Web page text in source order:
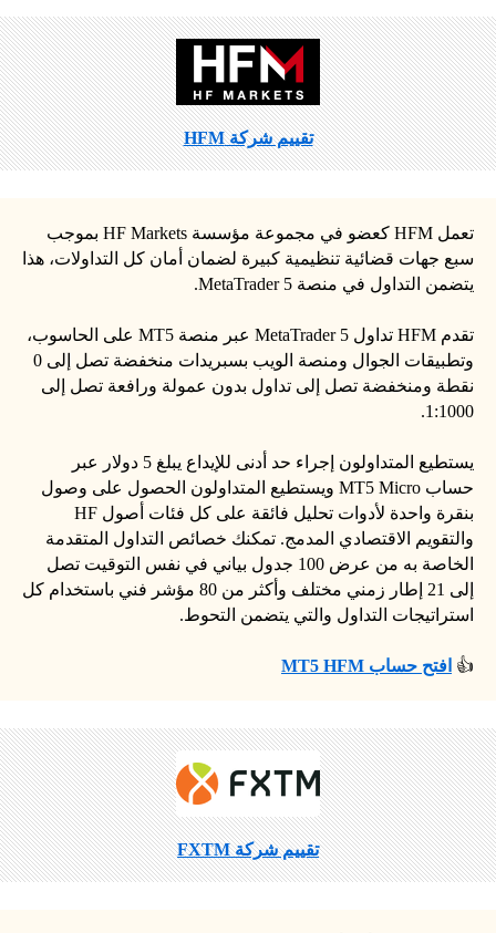
تقييم شركة HFM
تعمل HFM كعضو في مجموعة مؤسسة HF Markets بموجب
سبع جهات قضائية تنظيمية كبيرة لضمان أمان كل التداولات، هذا
يتضمن التداول في منصة MetaTrader 5.
تقدم HFM تداول MetaTrader 5 عبر منصة MT5 على الحاسوب،
وتطبيقات الجوال ومنصة الويب بسبريدات منخفضة تصل إلى 0
نقطة ومنخفضة تصل إلى تداول بدون عمولة ورافعة تصل إلى
1:1000.
يستطيع المتداولون إجراء حد أدنى للإيداع يبلغ 5 دولار عبر
حساب MT5 Micro ويستطيع المتداولون الحصول على وصول
بنقرة واحدة لأدوات تحليل فائقة على كل فئات أصول HF
والتقويم الاقتصادي المدمج. تمكنك خصائص التداول المتقدمة
الخاصة به من عرض 100 جدول بياني في نفس التوقيت تصل
إلى 21 إطار زمني مختلف وأكثر من 80 مؤشر فني باستخدام كل
استراتيجات التداول والتي يتضمن التحوط.
👍 افتح حساب MT5 HFM
تقييم شركة FXTM